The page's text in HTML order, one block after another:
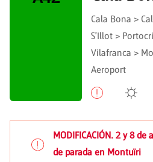
Cala Bona >
S'Illot >
Vilafranca >
Aeroport
MODIFICACIÓN. 2 y 8
de parada en Montuïri